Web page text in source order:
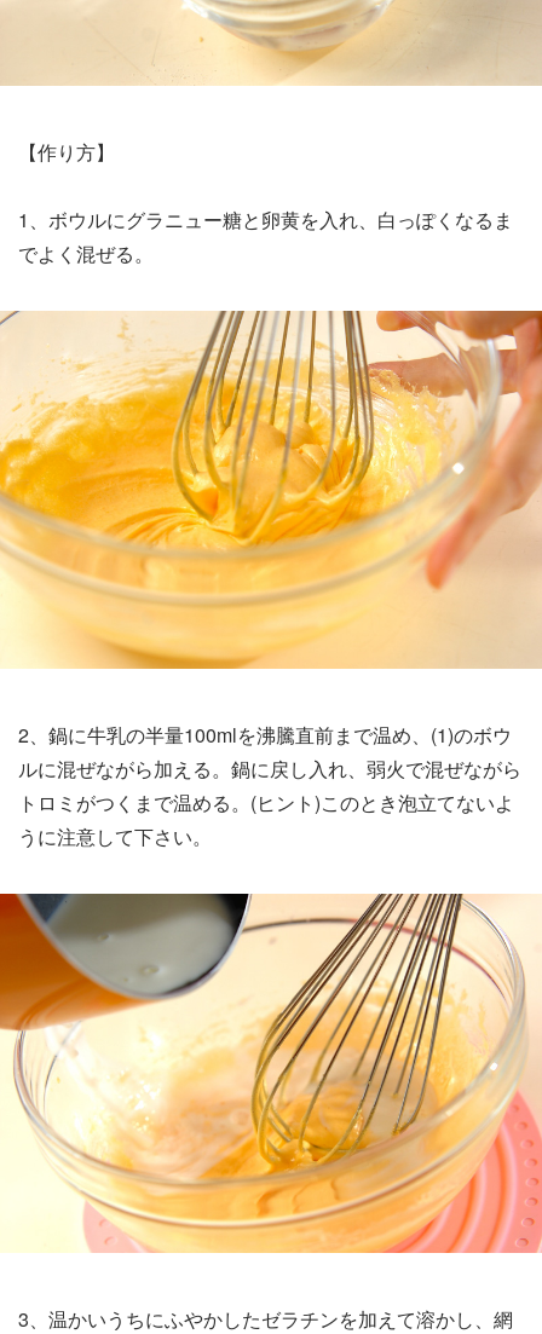
【作り方】
1、ボウルにグラニュー糖と卵黄を入れ、白っぽくなるま
でよく混ぜる。
2、鍋に牛乳の半量100mlを沸騰直前まで温め、(1)のボウ
ルに混ぜながら加える。鍋に戻し入れ、弱火で混ぜながら
トロミがつくまで温める。(ヒント)このとき泡立てないよ
うに注意して下さい。
3、温かいうちにふやかしたゼラチンを加えて溶かし、網